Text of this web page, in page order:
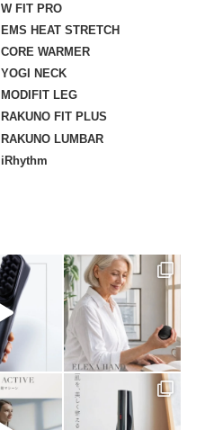
W FIT PRO
EMS HEAT STRETCH
CORE WARMER
YOGI NECK
MODIFIT LEG
RAKUNO FIT PLUS
RAKUNO LUMBAR
iRhythm